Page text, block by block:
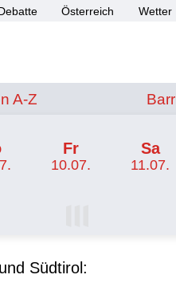
Österreich Wetter
von A bis Z
A-Z
Fr
10.07.
Sa
11.07.
Südtirol: